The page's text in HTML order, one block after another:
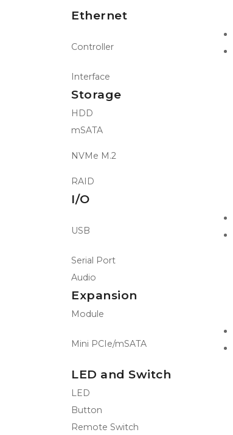
Ethernet
Controller
Interface
Storage
HDD
mSATA
NVMe M.2
RAID
I/O
USB
Serial Port
Audio
Expansion
Module
Mini PCIe/mSATA
LED and Switch
LED
Button
Remote Switch